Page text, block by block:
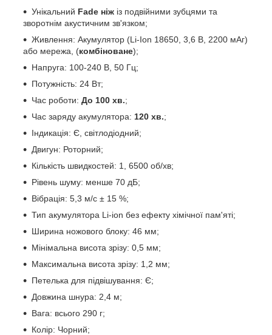
Унікальний Fade ніж із подвійними зубцями та
зворотнім акустичним зв'язком;
Живлення: Акумулятор (Li-Ion 18650, 3,6 В, 2200 мАг)
або мережа, (комбіноване);
Напруга: 100-240 В, 50 Гц;
Потужність: 24 Вт;
Час роботи: До 100 хв.;
Час заряду акумулятора: 120 хв.;
Індикація: Є, світлодіодний;
Двигун: Роторний;
Кількість швидкостей: 1, 6500 об/хв;
Рівень шуму: менше 70 дБ;
Вібрація: 5,3 м/с ± 15 %;
Тип акумулятора Li-ion без ефекту хімічної пам'яті;
Ширина ножового блоку: 46 мм;
Мінімальна висота зрізу: 0,5 мм;
Максимальна висота зрізу: 1,2 мм;
Петелька для підвішування: Є;
Довжина шнура: 2,4 м;
Вага: всього 290 г;
Колір: Чорний;